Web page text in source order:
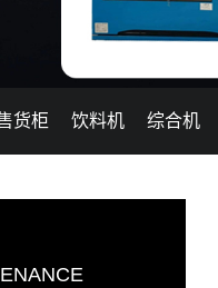
货柜 饮料机 综合机